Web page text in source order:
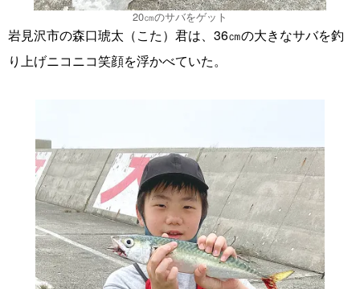
20㎝のサバをゲット
岩見沢市の森口琥太（こた）君は、36㎝の大きなサバを釣
り上げニコニコ笑顔を浮かべていた。